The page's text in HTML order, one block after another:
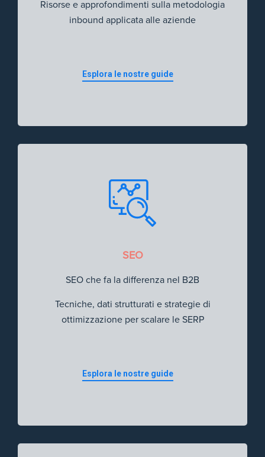
Risorse e approfondimenti sulla metodologia
inbound applicata alle aziende
Esplora le nostre guide
SEO
SEO che fa la differenza nel B2B
Tecniche, dati strutturati e strategie di
ottimizzazione per scalare le SERP
Esplora le nostre guide